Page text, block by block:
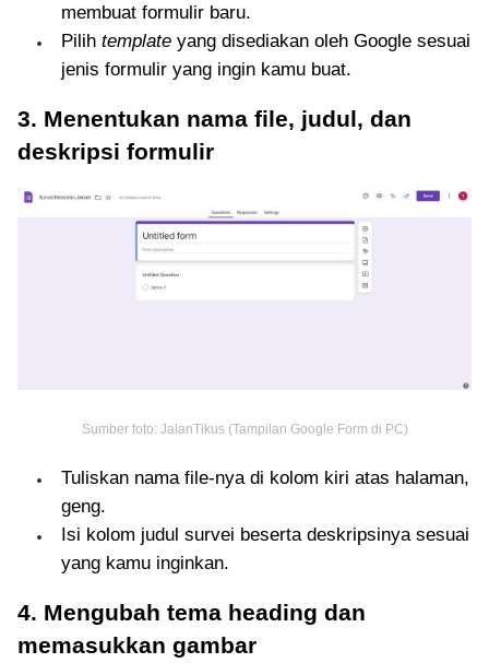
membuat formulir baru.
Pilih template yang disediakan oleh Google sesuai
jenis formulir yang ingin kamu buat.
3. Menentukan nama file, judul, dan
deskripsi formulir
Sumber foto: JalanTikus (Tampilan Google Form di PC)
Tuliskan nama file-nya di kolom kiri atas halaman,
geng.
Isi kolom judul survei beserta deskripsinya sesuai
yang kamu inginkan.
4. Mengubah tema heading dan
memasukkan gambar